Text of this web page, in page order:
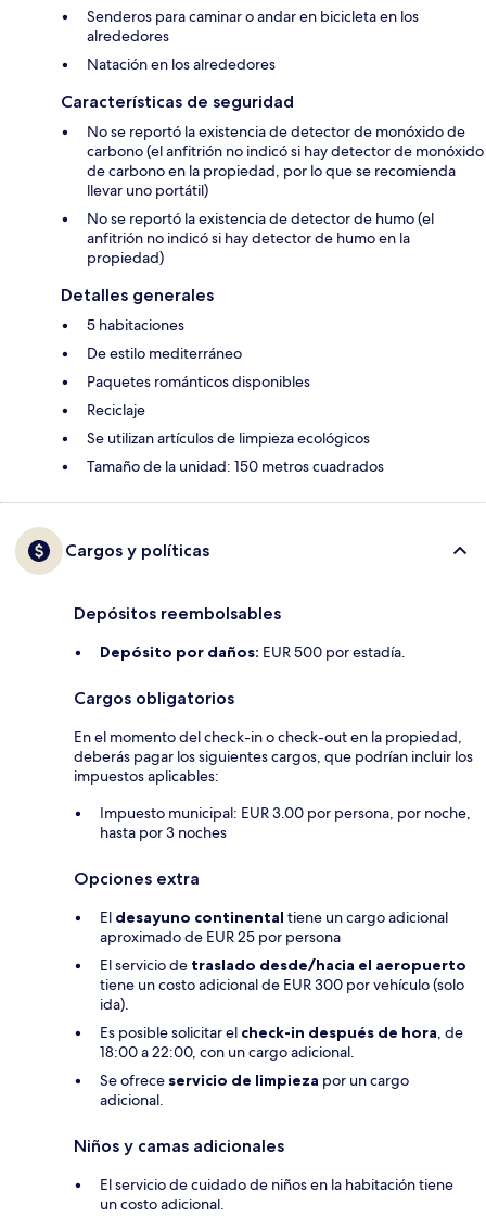
Senderos para caminar o andar en bicicleta en los
alrededores
Natación en los alrededores
Características de seguridad
No se reportó la existencia de detector de monóxido de
carbono (el anfitrión no indicó si hay detector de monóxido
de carbono en la propiedad, por lo que se recomienda
llevar uno portátil)
No se reportó la existencia de detector de humo (el
anfitrión no indicó si hay detector de humo en la
propiedad)
Detalles generales
5 habitaciones
De estilo mediterráneo
Paquetes románticos disponibles
Reciclaje
Se utilizan artículos de limpieza ecológicos
Tamaño de la unidad: 150 metros cuadrados
Cargos y políticas
Depósitos reembolsables
Depósito por daños: EUR 500 por estadía.
Cargos obligatorios
En el momento del check-in o check-out en la propiedad,
deberás pagar los siguientes cargos, que podrían incluir los
impuestos aplicables:
Impuesto municipal: EUR 3.00 por persona, por noche,
hasta por 3 noches
Opciones extra
El desayuno continental tiene un cargo adicional
aproximado de EUR 25 por persona
El servicio de traslado desde/hacia el aeropuerto
tiene un costo adicional de EUR 300 por vehículo (solo
ida).
Es posible solicitar el check-in después de hora, de
18:00 a 22:00, con un cargo adicional.
Se ofrece servicio de limpieza por un cargo
adicional.
Niños y camas adicionales
El servicio de cuidado de niños en la habitación tiene
un costo adicional.